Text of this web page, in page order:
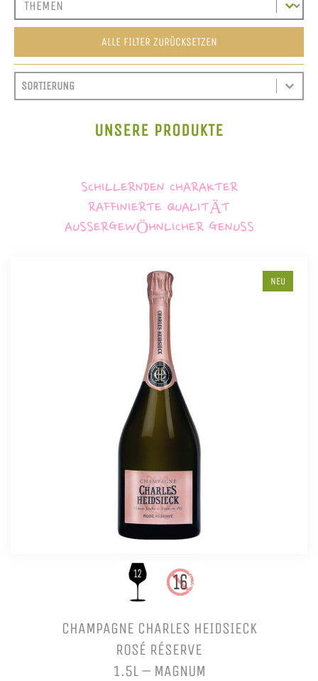
ALLE FILTER ZURÜCKSETZEN
SORTIEREN
SORT CONTENT
SORT CONTENT
UNSERE PRODUKTE
SCHILLERNDEN CHARAKTER
RAFFINIERTE QUALITÄT
AUSSERGEWÖHNLICHER GENUSS
NEU
CHAMPAGNE CHARLES HEIDSIECK
ROSÉ RÉSERVE
1.5L – MAGNUM